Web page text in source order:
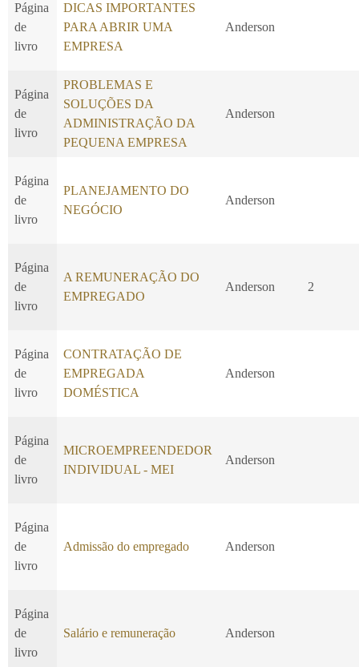
Página
de
livro
DICAS IMPORTANTES
PARA ABRIR UMA
EMPRESA
Anderson
Página
de
livro
PROBLEMAS E
SOLUÇÕES DA
ADMINISTRAÇÃO DA
PEQUENA EMPRESA
Anderson
Página
de
livro
PLANEJAMENTO DO
NEGÓCIO
Anderson
Página
de
livro
A REMUNERAÇÃO DO
EMPREGADO
Anderson 2
Página
de
livro
CONTRATAÇÃO DE
EMPREGADA
DOMÉSTICA
Anderson
Página
de
livro
MICROEMPREENDEDOR
INDIVIDUAL - MEI
Anderson
Página
de
livro
Admissão do empregado Anderson
Página
de
livro
Salário e remuneração Anderson